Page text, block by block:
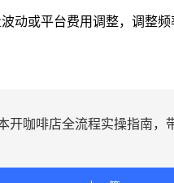
动或平台费用调整，调整频
开咖啡店全流程实操指南，